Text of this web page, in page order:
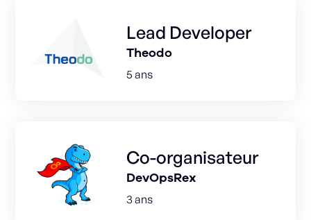
Lead Developer
Theodo
5 ans
Co-organisateur
DevOpsRex
3 ans